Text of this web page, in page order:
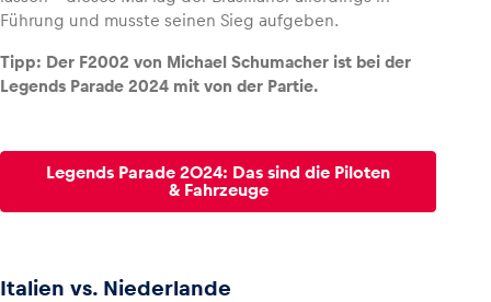
Führung und musste seinen Sieg aufgeben.
Tipp: Der F2002 von Michael Schumacher ist bei der
Legends Parade 2024 mit von der Partie.
Legends Parade 2024: Das sind die Piloten
& Fahrzeuge
Italien vs. Niederlande